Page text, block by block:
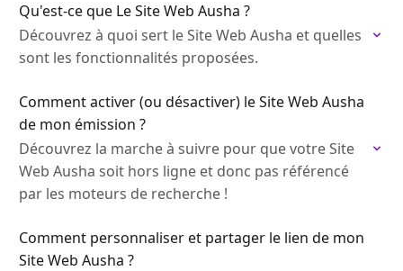
Qu'est-ce que Le Site Web Ausha ?
Découvrez à quoi sert le Site Web Ausha et quelles
sont les fonctionnalités proposées.
Comment activer (ou désactiver) le Site Web Ausha
de mon émission ?
Découvrez la marche à suivre pour que votre Site
Web Ausha soit hors ligne et donc pas référencé
par les moteurs de recherche !
Comment personnaliser et partager le lien de mon
Site Web Ausha ?